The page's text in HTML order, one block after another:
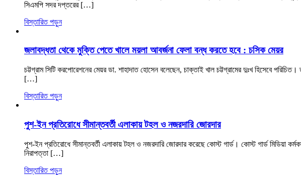
সিএমপি সদর দপ্তরের […]
বিস্তারিত পড়ুন
জলাবদ্ধতা থেকে মুক্তি পেতে খালে ময়লা আবর্জনা ফেলা বন্ধ করতে হবে : চসিক মেয়র
চট্টগ্রাম সিটি করপোরেশনের মেয়র ডা. শাহাদাত হোসেন বলেছেন, চাক্তাই খাল চট্টগ্রামের দুঃখ হিসেবে
[…]
বিস্তারিত পড়ুন
পুশ-ইন প্রতিরোধে সীমান্তবর্তী এলাকায় টহল ও নজরদারি জোরদার
পুশ-ইন প্রতিরোধে সীমান্তবর্তী এলাকায় টহল ও নজরদারি জোরদার করেছে কোস্ট গার্ড। কোস্ট গার্ড মিডিয়া
নিরাপত্তা […]
বিস্তারিত পড়ুন